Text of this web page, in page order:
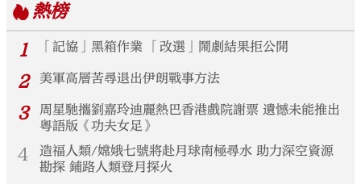
熱榜
1
「記協」黑箱作業 「改選」鬧劇結果拒公開
2 美軍高層苦尋退出伊朗戰事方法
3
周星馳攜劉嘉玲迪麗熱巴香港戲院謝票 遺憾未能推出
粵語版《功夫女足》
4
造福人類/嫦娥七號將赴月球南極尋水 助力深空資源
勘探 鋪路人類登月探火